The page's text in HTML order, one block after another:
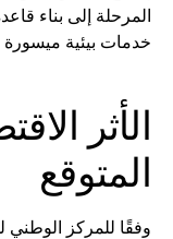
المرحلة إلى بناء
خدمات بيئية ميسورة
الأثر
المتوقع
وفقًا للمركز الوطني